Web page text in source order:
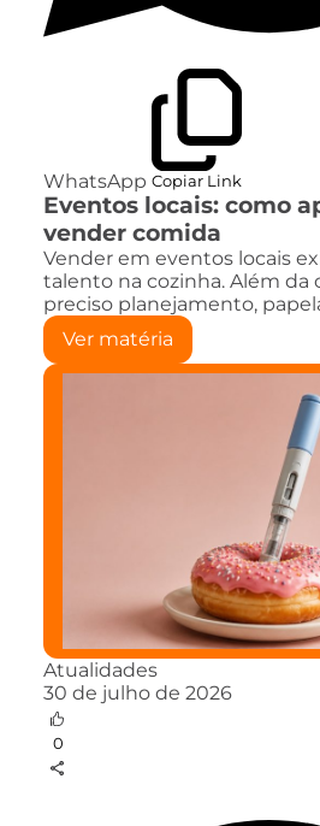
WhatsApp Copiar Link
Eventos locais: como
vender comida
Vender em eventos locais
talento na cozinha. Além da
preciso planejamento,
Ver matéria
Atualidades
30 de julho de 2026
0